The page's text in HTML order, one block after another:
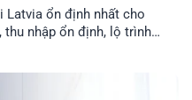
Latvia ổn định nhất cho
nhập ổn định, lộ trình